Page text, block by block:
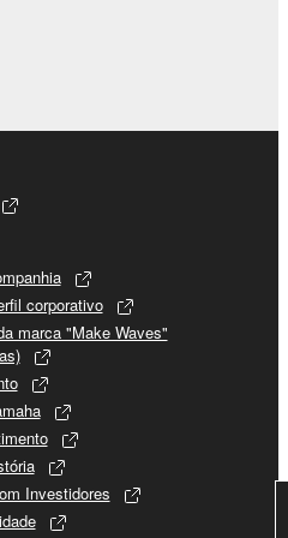
corporativo
marca "Make Waves"
Investidores